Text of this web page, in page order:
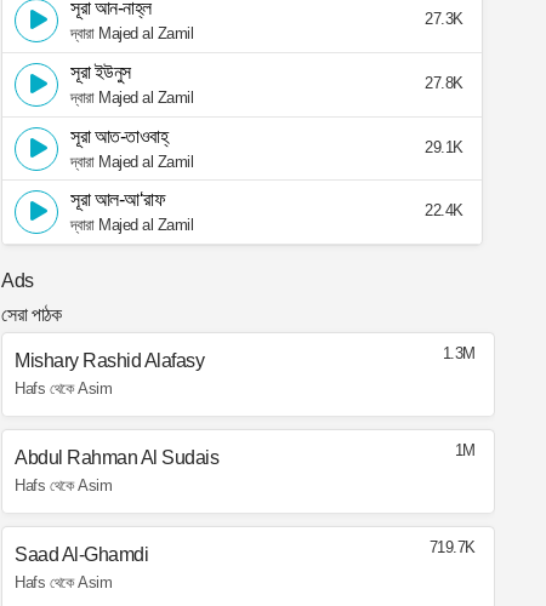
সূরা আন-নাহ্‌ল
দ্বারা Majed al Zamil
27.3K
সূরা ইউনুস
দ্বারা Majed al Zamil
27.8K
সূরা আত-তাওবাহ্
দ্বারা Majed al Zamil
29.1K
সূরা আল-আ‘রাফ
দ্বারা Majed al Zamil
22.4K
Ads
সেরা পাঠক
Mishary Rashid Alafasy
Hafs থেকে Asim
1.3M
Abdul Rahman Al Sudais
Hafs থেকে Asim
1M
Saad Al-Ghamdi
Hafs থেকে Asim
719.7K